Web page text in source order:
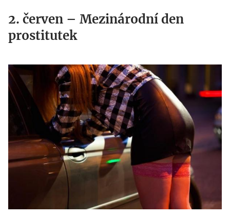
2. červen – Mezinárodní den
prostitutek
httpwww.ozy_.com_.jpg